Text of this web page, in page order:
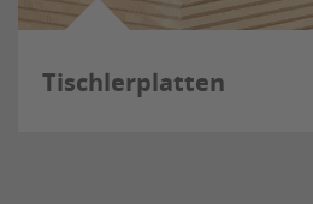
Tischlerplatten